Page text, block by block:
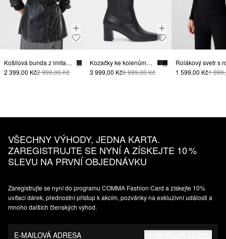
Košilová bunda z imitace kůže
2 399,00 Kč2 999,00 Kč
Kozačky ke kolenům, z hladké hovězí usně
3 999,00 Kč6 999,00 Kč 1 599,00 Kč1
VŠECHNY VÝHODY, JEDNA KARTA.
ZAREGISTRUJTE SE NYNÍ A ZÍSKEJTE 10 %
SLEVU NA PRVNÍ OBJEDNÁVKU
Zaregistrujte se nyní do programu COMMA Fashion Card a získejte 10%
uvítací dárek, přednostní přístup k akcím, pozvánky na exkluzivní události a
mnoho dalších členských výhod.
E-MAILOVÁ ADRESA